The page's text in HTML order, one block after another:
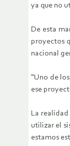
ya que no
De esta
proyectos
nacional
“Uno de
ese
La
utilizar el
estamos